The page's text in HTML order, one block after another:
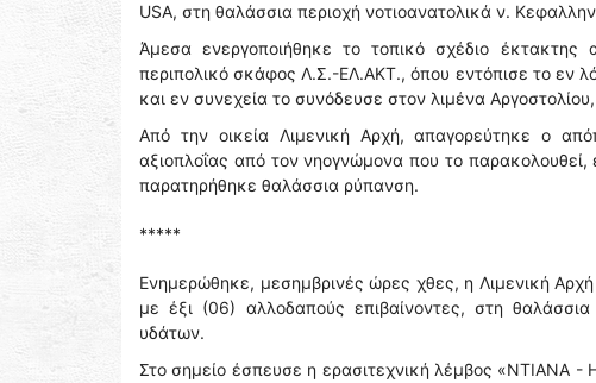
USA, στη θαλάσσια περιοχή νοτιοανατολικά ν.
Άμεσα ενεργοποιήθηκε το τοπικό σχέδιο
περιπολικό σκάφος Λ.Σ.-ΕΛ.ΑΚΤ., όπου εντόπισε το εν
και εν συνεχεία το συνόδευσε στον λιμένα
Από την οικεία Λιμενική Αρχή, απαγορεύτηκε ο
αξιοπλοΐας από τον νηογνώμονα που το
παρατηρήθηκε θαλάσσια ρύπανση.
*****
Ενημερώθηκε, μεσημβρινές ώρες χθες, η Λιμενική
με έξι (06) αλλοδαπούς επιβαίνοντες, στη
υδάτων.
Στο σημείο έσπευσε η ερασιτεχνική λέμβος «ΝΤΙΑΝΑ